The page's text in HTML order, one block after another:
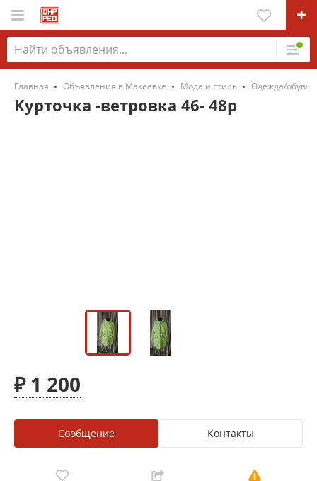
Главная Объявления в Макеевке Мода и стиль Одежда/обувь
Курточка -ветровка 46- 48р
₽ 1 200
Сообщение Контакты